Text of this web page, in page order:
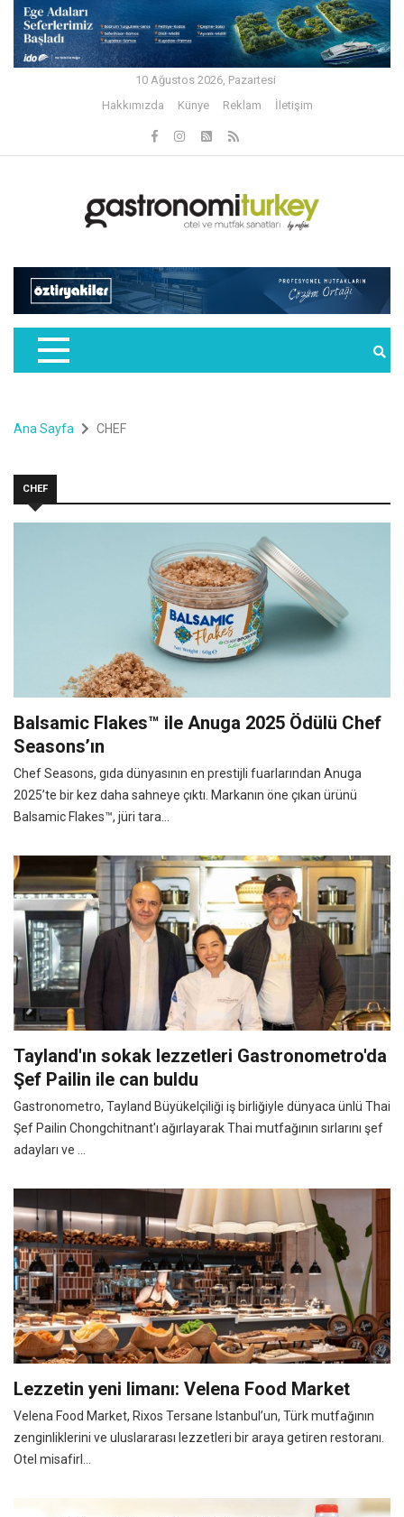
10 Ağustos 2026, Pazartesi
Hakkımızda
Künye Reklam İletişim
Ana Sayfa CHEF
CHEF
Balsamic Flakes™ ile Anuga 2025 Ödülü Chef
Seasons’ın
Chef Seasons, gıda dünyasının en prestijli fuarlarından Anuga
2025’te bir kez daha sahneye çıktı. Markanın öne çıkan ürünü
Balsamic Flakes™, jüri tara...
Tayland'ın sokak lezzetleri Gastronometro'da
Şef Pailin ile can buldu
Gastronometro, Tayland Büyükelçiliği iş birliğiyle dünyaca ünlü Thai
Şef Pailin Chongchitnant'ı ağırlayarak Thai mutfağının sırlarını şef
adayları ve ...
Lezzetin yeni limanı: Velena Food Market
Velena Food Market, Rixos Tersane Istanbul’un, Türk mutfağının
zenginliklerini ve uluslararası lezzetleri bir araya getiren restoranı.
Otel misafirl...